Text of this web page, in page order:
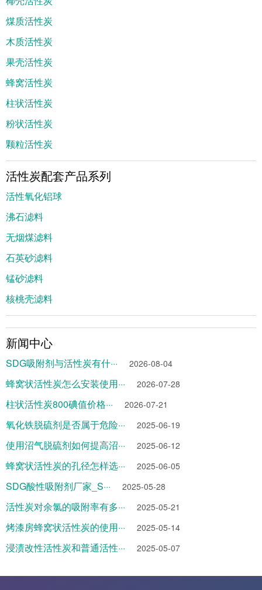
煤质活性炭
木质活性炭
果壳活性炭
蜂窝活性炭
柱状活性炭
粉状活性炭
颗粒活性炭
活性炭配套产品系列
活性氧化铝球
沸石滤料
无烟煤滤料
石英砂滤料
锰砂滤料
核桃壳滤料
新闻中心
SDG吸附剂与活性炭有什··· 2026-08-04
蜂窝状活性炭怎么安装使用··· 2026-07-28
柱状活性炭800碘值价格··· 2026-07-21
氧化铁脱硫剂是否属于危险··· 2025-06-19
使用沼气脱硫剂如何提高沼··· 2025-06-12
蜂窝状活性炭的孔径怎样选··· 2025-06-05
SDG酸性吸附剂厂家_S··· 2025-05-28
活性炭对余氯的吸附率有多··· 2025-05-21
烤漆房蜂窝状活性炭的使用··· 2025-05-14
浸渍改性活性炭和普通活性··· 2025-05-07